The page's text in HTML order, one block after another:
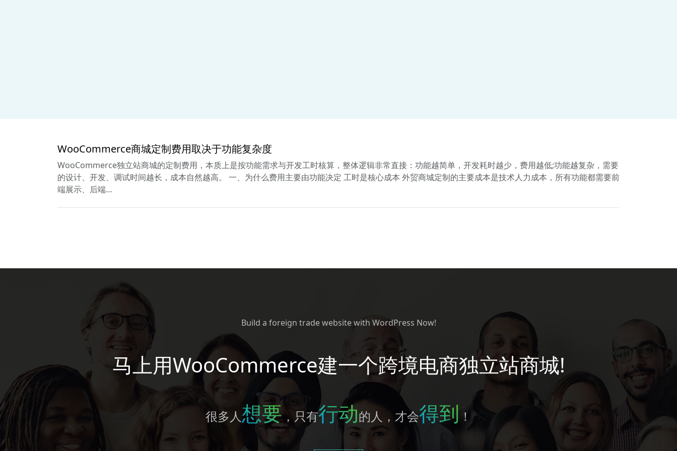
WooCommerce商城定制费用取决于功能复杂度
WooCommerce独立站商城的定制费用，本质上是按功能需求与开发工时核算，整体逻辑非常直接：功能越简单，开发耗时越少，费用越低;功能越复杂，需要
的设计、开发、调试时间越长，成本自然越高。 一、为什么费用主要由功能决定 工时是核心成本 外贸商城定制的主要成本是技术人力成本，所有功能都需要前
端展示、后端…
Build a foreign trade website with WordPress Now!
马上用WooCommerce建一个跨境电商独立站商城!
很多人想要，只有行动的人，才会得到 ！